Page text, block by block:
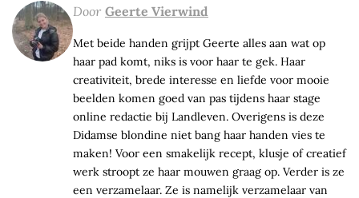
Door Geerte Vierwind
Met beide handen grijpt Geerte alles aan wat op
haar pad komt, niks is voor haar te gek. Haar
creativiteit, brede interesse en liefde voor mooie
beelden komen goed van pas tijdens haar stage
online redactie bij Landleven. Overigens is deze
Didamse blondine niet bang haar handen vies te
maken! Voor een smakelijk recept, klusje of creatief
werk stroopt ze haar mouwen graag op. Verder is ze
een verzamelaar. Ze is namelijk verzamelaar van